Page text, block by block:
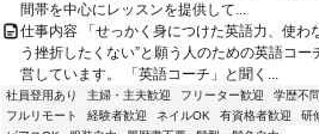
間帯を中心にレッスンを提供して...
仕事内容 「せっかく身につけた英語力、使わ
う挫折したくない”と願う人のための英語コ
営しています。 「英語コーチ」と聞く...
社員登用あり 主婦・主夫歓迎 フリーター歓迎 学歴不問
フルリモート
経験者歓迎 ネイルOK 有資格者歓迎 研